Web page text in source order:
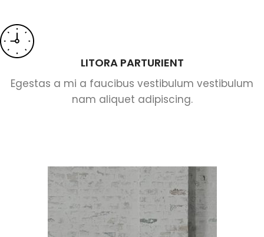
LITORA PARTURIENT
Egestas a mi a faucibus vestibulum vestibulum
nam aliquet adipiscing.